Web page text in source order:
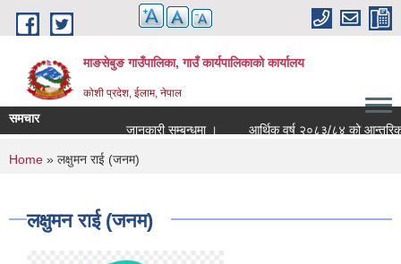
Skip to main content
माङसेबुङ गाउँपालिका, गाउँ कार्यपालिकाको कार्यालय
कोशी प्रदेश, ईलाम, नेपाल
समचार
जानकारी सम्बन्धमा ।
आर्थिक वर्ष २०८३/८४ को आन्तरिक
You are here
Home » लक्षुमन राई (जनम)
लक्षुमन राई (जनम)